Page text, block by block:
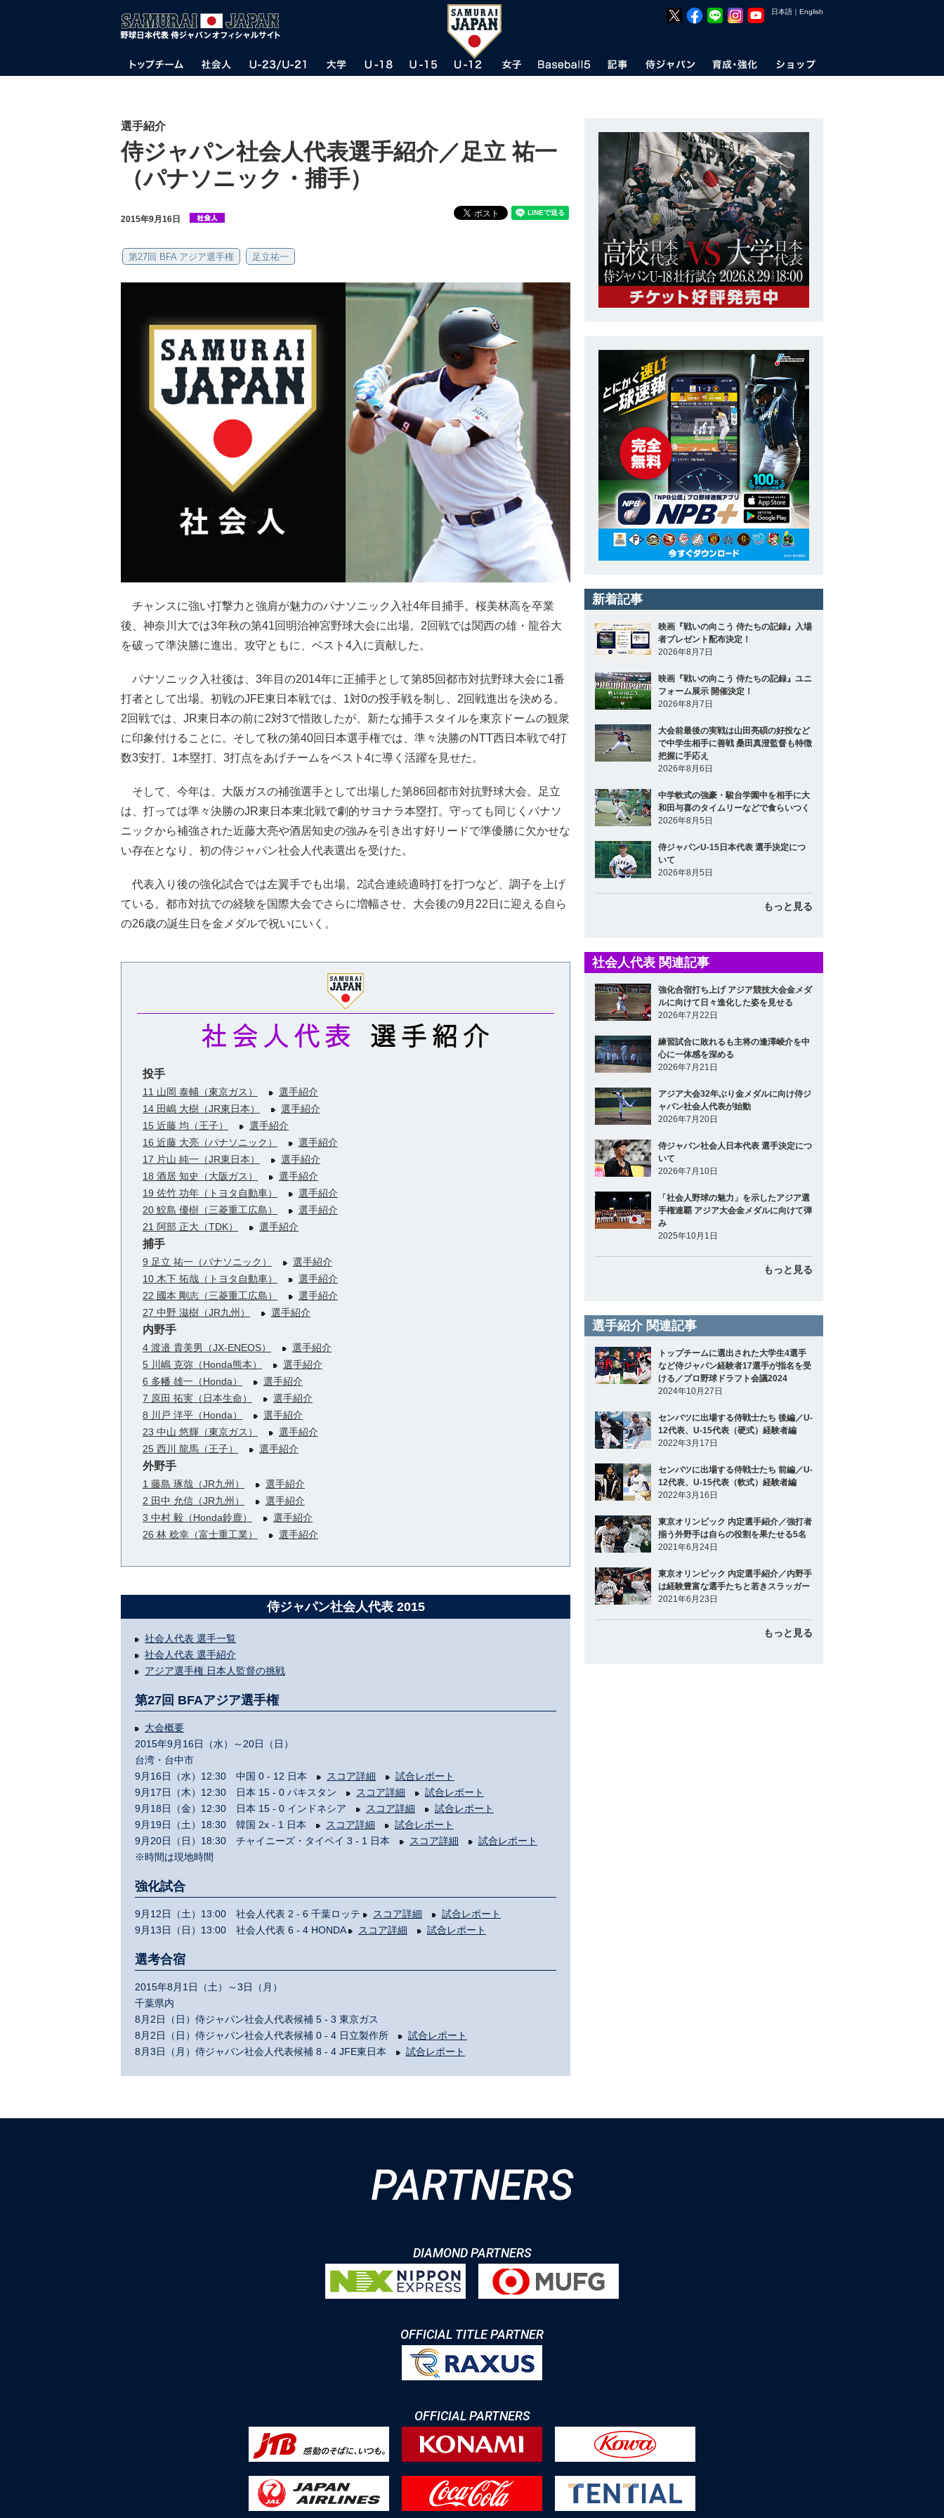
日本語 ｜ English
選手紹介
侍ジャパン社会人代表選手紹介／足立 祐一
（パナソニック・捕手）
2015年9月16日
第27回 BFA アジア選手権 足立祐一
チャンスに強い打撃力と強肩が魅力のパナソニック入社4年目捕手。桜美林高を卒業
後、神奈川大では3年秋の第41回明治神宮野球大会に出場。2回戦では関西の雄・龍谷大
を破って準決勝に進出。攻守ともに、ベスト4入に貢献した。
パナソニック入社後は、3年目の2014年に正捕手として第85回都市対抗野球大会に1番
打者として出場。初戦のJFE東日本戦では、1対0の投手戦を制し、2回戦進出を決める。
2回戦では、JR東日本の前に2対3で惜敗したが、新たな捕手スタイルを東京ドームの観衆
に印象付けることに。そして秋の第40回日本選手権では、準々決勝のNTT西日本戦で4打
数3安打、1本塁打、3打点をあげチームをベスト4に導く活躍を見せた。
そして、今年は、大阪ガスの補強選手として出場した第86回都市対抗野球大会。足立
は、打っては準々決勝のJR東日本東北戦で劇的サヨナラ本塁打。守っても同じくパナソ
ニックから補強された近藤大亮や酒居知史の強みを引き出す好リードで準優勝に欠かせな
い存在となり、初の侍ジャパン社会人代表選出を受けた。
代表入り後の強化試合では左翼手でも出場。2試合連続適時打を打つなど、調子を上げ
ている。都市対抗での経験を国際大会でさらに増幅させ、大会後の9月22日に迎える自ら
の26歳の誕生日を金メダルで祝いにいく。
投手
11 山岡 泰輔（東京ガス）
選手紹介
14 田嶋 大樹（JR東日本）
選手紹介
15 近藤 均（王子）
選手紹介
16 近藤 大亮（パナソニック）
選手紹介
17 片山 純一（JR東日本）
選手紹介
18 酒居 知史（大阪ガス）
選手紹介
19 佐竹 功年（トヨタ自動車）
選手紹介
20 鮫島 優樹（三菱重工広島）
選手紹介
21 阿部 正大（TDK）
選手紹介
捕手
9 足立 祐一（パナソニック）
選手紹介
10 木下 拓哉（トヨタ自動車）
選手紹介
22 國本 剛志（三菱重工広島）
選手紹介
27 中野 滋樹（JR九州）
選手紹介
内野手
4 渡邉 貴美男（JX-ENEOS）
選手紹介
5 川嶋 克弥（Honda熊本）
選手紹介
6 多幡 雄一（Honda）
選手紹介
7 原田 拓実（日本生命）
選手紹介
8 川戸 洋平（Honda）
選手紹介
23 中山 悠輝（東京ガス）
選手紹介
25 西川 龍馬（王子）
選手紹介
外野手
1 藤島 琢哉（JR九州）
選手紹介
2 田中 允信（JR九州）
選手紹介
3 中村 毅（Honda鈴鹿）
選手紹介
26 林 稔幸（富士重工業）
選手紹介
侍ジャパン社会人代表 2015
社会人代表 選手一覧
社会人代表 選手紹介
アジア選手権 日本人監督の挑戦
第27回 BFAアジア選手権
大会概要
2015年9月16日（水）～20日（日）
台湾・台中市
9月16日（水）12:30 中国 0 - 12 日本
スコア詳細
試合レポート
9月17日（木）12:30 日本 15 - 0 パキスタン
スコア詳細
試合レポート
9月18日（金）12:30 日本 15 - 0 インドネシア
スコア詳細
試合レポート
9月19日（土）18:30 韓国 2x - 1 日本
スコア詳細
試合レポート
9月20日（日）18:30 チャイニーズ・タイペイ 3 - 1 日本
スコア詳細
試合レポート
※時間は現地時間
強化試合
9月12日（土）13:00 社会人代表 2 - 6 千葉ロッテ スコア詳細
試合レポート
9月13日（日）13:00 社会人代表 6 - 4 HONDA
スコア詳細 試合レポート
選考合宿
2015年8月1日（土）～3日（月）
千葉県内
8月2日（日）侍ジャパン社会人代表候補 5 - 3 東京ガス
8月2日（日）侍ジャパン社会人代表候補 0 - 4 日立製作所
試合レポート
8月3日（月）侍ジャパン社会人代表候補 8 - 4 JFE東日本
試合レポート
新着記事
映画『戦いの向こう 侍たちの記録』入場
者プレゼント配布決定！
2026年8月7日
映画『戦いの向こう 侍たちの記録』ユニ
フォーム展示 開催決定！
2026年8月7日
大会前最後の実戦は山田亮碩の好投など
で中学生相手に善戦 桑田真澄監督も特徴
把握に手応え
2026年8月6日
中学軟式の強豪・駿台学園中を相手に大
和田与喜のタイムリーなどで食らいつく
2026年8月5日
侍ジャパンU-15日本代表 選手決定につ
いて
2026年8月5日
もっと見る
社会人代表 関連記事
強化合宿打ち上げ アジア競技大会金メダ
ルに向けて日々進化した姿を見せる
2026年7月22日
練習試合に敗れるも主将の逢澤崚介を中
心に一体感を深める
2026年7月21日
アジア大会32年ぶり金メダルに向け侍ジ
ャパン社会人代表が始動
2026年7月20日
侍ジャパン社会人日本代表 選手決定につ
いて
2026年7月10日
「社会人野球の魅力」を示したアジア選
手権連覇 アジア大会金メダルに向けて弾
み
2025年10月1日
もっと見る
選手紹介 関連記事
トップチームに選出された大学生4選手
など侍ジャパン経験者17選手が指名を受
ける／プロ野球ドラフト会議2024
2024年10月27日
センバツに出場する侍戦士たち 後編／U-
12代表、U-15代表（硬式）経験者編
2022年3月17日
センバツに出場する侍戦士たち 前編／U-
12代表、U-15代表（軟式）経験者編
2022年3月16日
東京オリンピック 内定選手紹介／強打者
揃う外野手は自らの役割を果たせる5名
2021年6月24日
東京オリンピック 内定選手紹介／内野手
は経験豊富な選手たちと若きスラッガー
2021年6月23日
もっと見る
PARTNERS
DIAMOND PARTNERS
OFFICIAL TITLE PARTNER
OFFICIAL PARTNERS